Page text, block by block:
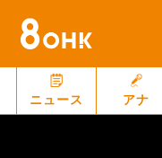
ニュース アナ